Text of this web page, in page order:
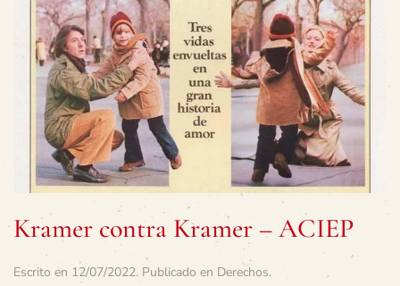
Kramer contra Kramer – ACIEP
Escrito en 12/07/2022. Publicado en Derechos.